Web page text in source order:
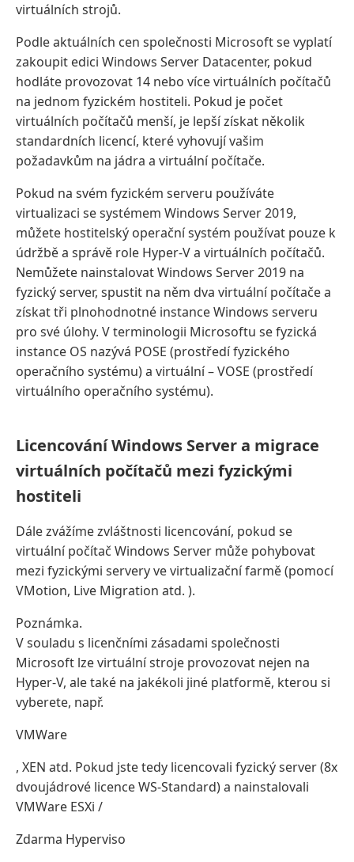
virtuálních strojů.
Podle aktuálních cen společnosti Microsoft se vyplatí
zakoupit edici Windows Server Datacenter, pokud
hodláte provozovat 14 nebo více virtuálních počítačů
na jednom fyzickém hostiteli. Pokud je počet
virtuálních počítačů menší, je lepší získat několik
standardních licencí, které vyhovují vašim
požadavkům na jádra a virtuální počítače.
Pokud na svém fyzickém serveru používáte
virtualizaci se systémem Windows Server 2019,
můžete hostitelský operační systém používat pouze k
údržbě a správě role Hyper-V a virtuálních počítačů.
Nemůžete nainstalovat Windows Server 2019 na
fyzický server, spustit na něm dva virtuální počítače a
získat tři plnohodnotné instance Windows serveru
pro své úlohy. V terminologii Microsoftu se fyzická
instance OS nazývá POSE (prostředí fyzického
operačního systému) a virtuální – VOSE (prostředí
virtuálního operačního systému).
Licencování Windows Server a migrace
virtuálních počítačů mezi fyzickými
hostiteli
Dále zvážíme zvláštnosti licencování, pokud se
virtuální počítač Windows Server může pohybovat
mezi fyzickými servery ve virtualizační farmě (pomocí
VMotion, Live Migration atd. ).
Poznámka.
V souladu s licenčními zásadami společnosti
Microsoft lze virtuální stroje provozovat nejen na
Hyper-V, ale také na jakékoli jiné platformě, kterou si
vyberete, např.
VMWare
, XEN atd. Pokud jste tedy licencovali fyzický server (8x
dvoujádrové licence WS-Standard) a nainstalovali
VMWare ESXi /
Zdarma Hyperviso